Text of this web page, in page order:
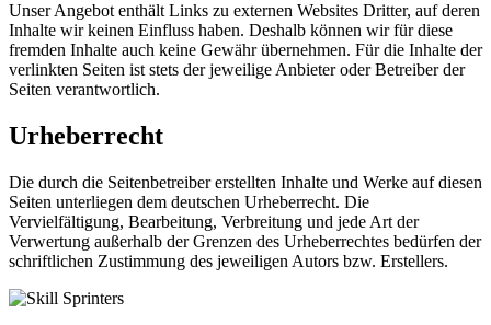
Unser Angebot enthält Links zu externen Websites Dritter, auf deren
Inhalte wir keinen Einfluss haben. Deshalb können wir für diese
fremden Inhalte auch keine Gewähr übernehmen. Für die Inhalte der
verlinkten Seiten ist stets der jeweilige Anbieter oder Betreiber der
Seiten verantwortlich.
Urheberrecht
Die durch die Seitenbetreiber erstellten Inhalte und Werke auf diesen
Seiten unterliegen dem deutschen Urheberrecht. Die
Vervielfältigung, Bearbeitung, Verbreitung und jede Art der
Verwertung außerhalb der Grenzen des Urheberrechtes bedürfen der
schriftlichen Zustimmung des jeweiligen Autors bzw. Erstellers.